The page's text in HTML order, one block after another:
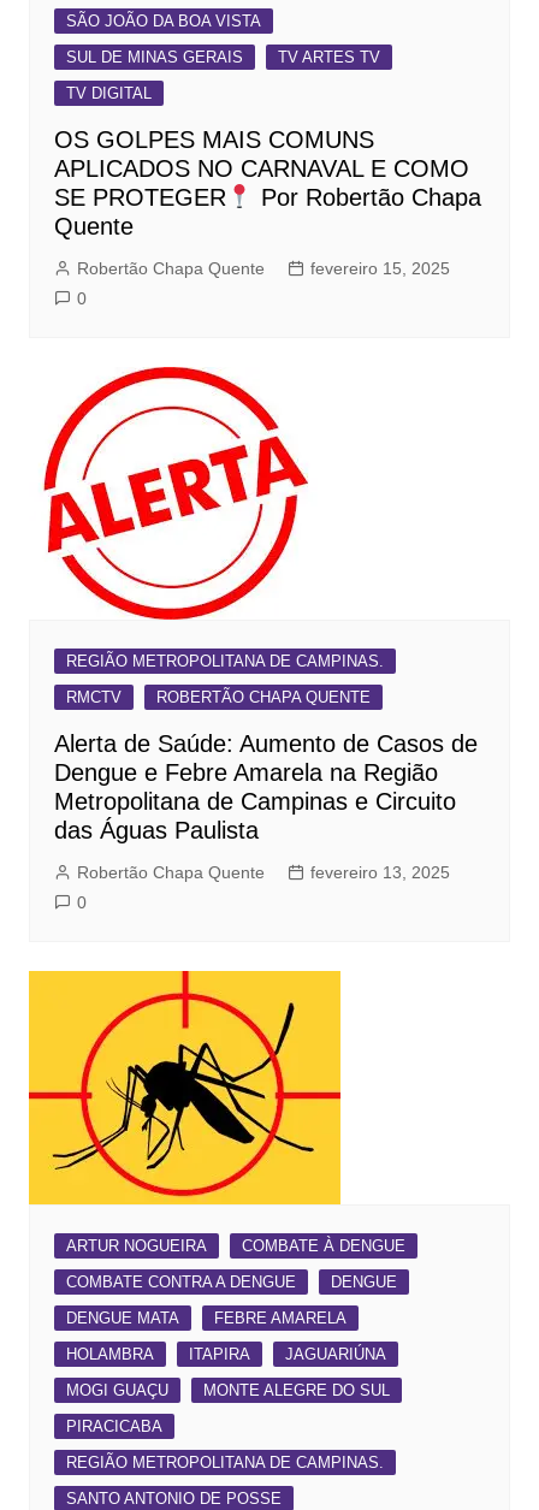
SÃO JOÃO DA BOA VISTA
SUL DE MINAS GERAIS
TV ARTES TV
TV DIGITAL
OS GOLPES MAIS COMUNS
APLICADOS NO CARNAVAL E COMO
SE PROTEGER
Por Robertão Chapa
Quente
Robertão Chapa Quente
fevereiro 15, 2025
0
REGIÃO METROPOLITANA DE CAMPINAS.
RMCTV
ROBERTÃO CHAPA QUENTE
Alerta de Saúde: Aumento de Casos de
Dengue e Febre Amarela na Região
Metropolitana de Campinas e Circuito
das Águas Paulista
Robertão Chapa Quente
fevereiro 13, 2025
0
ARTUR NOGUEIRA
COMBATE À DENGUE
COMBATE CONTRA A DENGUE
DENGUE
DENGUE MATA
FEBRE AMARELA
HOLAMBRA
ITAPIRA
JAGUARIÚNA
MOGI GUAÇU
MONTE ALEGRE DO SUL
PIRACICABA
REGIÃO METROPOLITANA DE CAMPINAS.
SANTO ANTONIO DE POSSE